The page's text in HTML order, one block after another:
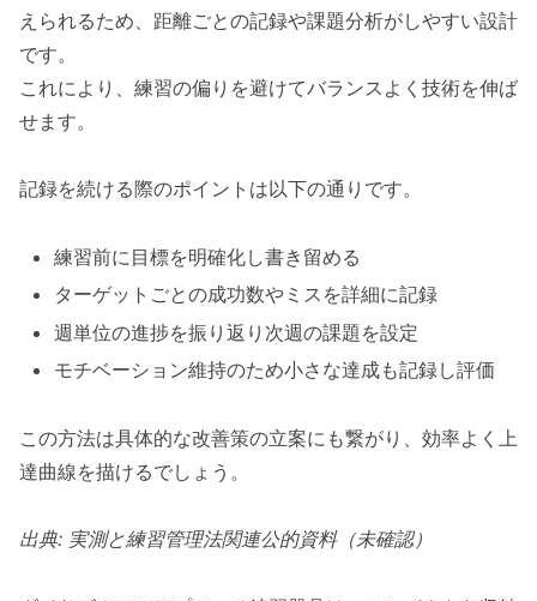
えられるため、距離ごとの記録や課題分析がしやすい設計
です。
これにより、練習の偏りを避けてバランスよく技術を伸ば
せます。
記録を続ける際のポイントは以下の通りです。
練習前に目標を明確化し書き留める
ターゲットごとの成功数やミスを詳細に記録
週単位の進捗を振り返り次週の課題を設定
モチベーション維持のため小さな達成も記録し評価
この方法は具体的な改善策の立案にも繋がり、効率よく上
達曲線を描けるでしょう。
出典: 実測と練習管理法関連公的資料（未確認）